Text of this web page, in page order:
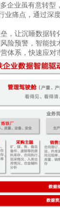
多企业虽有意转
业痛点，通过深
，让沉睡数据转
险预警，智能技
体系，快速应对